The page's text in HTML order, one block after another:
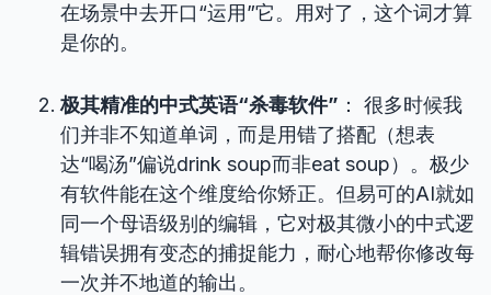
在场景中去开口“运用”它。用对了，这个词才算
是你的。
极其精准的中式英语“杀毒软件” ： 很多时候我
们并非不知道单词，而是用错了搭配（想表
达“喝汤”偏说drink soup而非eat soup）。极少
有软件能在这个维度给你矫正。但易可的AI就如
同一个母语级别的编辑，它对极其微小的中式逻
辑错误拥有变态的捕捉能力，耐心地帮你修改每
一次并不地道的输出。